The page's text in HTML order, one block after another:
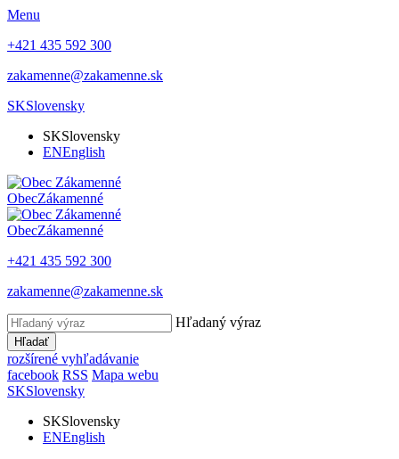
Menu
+421 435 592 300
zakamenne@zakamenne.sk
SKSlovensky
SKSlovensky
ENEnglish
ObecZákamenné
ObecZákamenné
+421 435 592 300
zakamenne@zakamenne.sk
Hľadaný výraz
Hľadať
rozšírené vyhľadávanie
facebook RSS Mapa webu
SKSlovensky
SKSlovensky
ENEnglish